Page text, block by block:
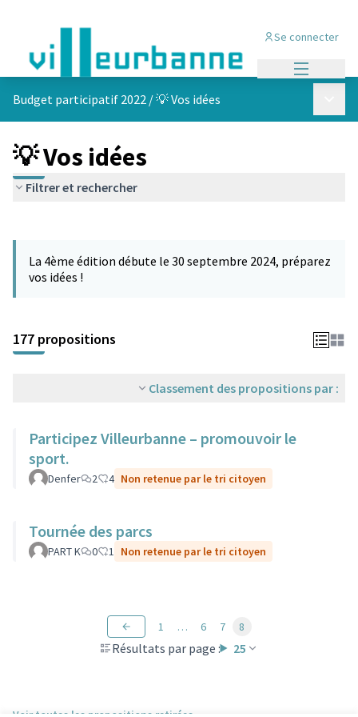
Se connecter
Budget participatif 2022 /💡 Vos idées
💡 Vos idées
Filtrer et rechercher
−
La 4ème édition débute le 30 septembre 2024, préparez
vos idées !
177 propositions
Classement des propositions par :
Participez Villeurbanne – promouvoir le
sport.
Denfer 2 4 Non retenue par le tri citoyen
Tournée des parcs
PART K 0 1 Non retenue par le tri citoyen
Résultats par page : 25
1 … 6 7 8